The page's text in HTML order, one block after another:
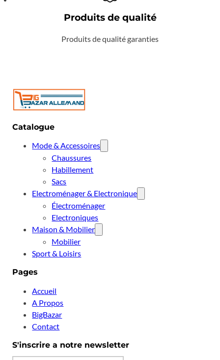
Produits de qualité
Produits de qualité garanties
Catalogue
Mode & Accessoires
Chaussures
Habillement
Sacs
Electroménager & Electronique
Électroménager
Electroniques
Maison & Mobilier
Mobilier
Sport & Loisirs
Pages
Accueil
A Propos
BigBazar
Contact
S'inscrire a notre newsletter